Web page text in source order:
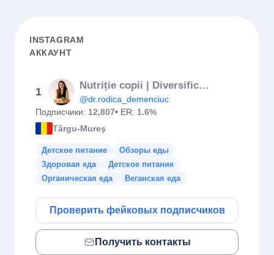
INSTAGRAM
АККАУНТ
1
Nutriție copii | Diversificare | Gastroenterologie pediatrică
@dr.rodica_demenciuc
Подписчики: 12,807• ER: 1.6%
Târgu-Mureş
Детское питание
Обзоры еды
Здоровая еда
Детское питание
Органическая еда
Веганская еда
Проверить фейковых подписчиков
Получить контакты